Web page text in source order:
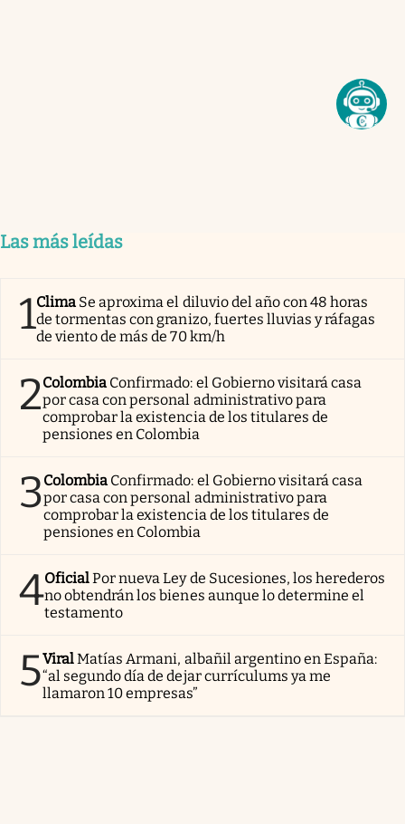
Las más leídas
1Clima Se aproxima el diluvio del año con 48 horas
de tormentas con granizo, fuertes lluvias y ráfagas
de viento de más de 70 km/h
2Colombia Confirmado: el Gobierno visitará casa
por casa con personal administrativo para
comprobar la existencia de los titulares de
pensiones en Colombia
3Colombia Confirmado: el Gobierno visitará casa
por casa con personal administrativo para
comprobar la existencia de los titulares de
pensiones en Colombia
4OficialPor nueva Ley de Sucesiones, los herederos
no obtendrán los bienes aunque lo determine el
testamento
5ViralMatías Armani, albañil argentino en España:
“al segundo día de dejar currículums ya me
llamaron 10 empresas”